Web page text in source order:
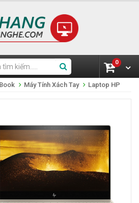
0
Máy Tính Xách Tay Laptop HP